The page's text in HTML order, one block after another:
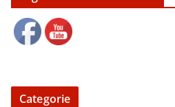
Categorie